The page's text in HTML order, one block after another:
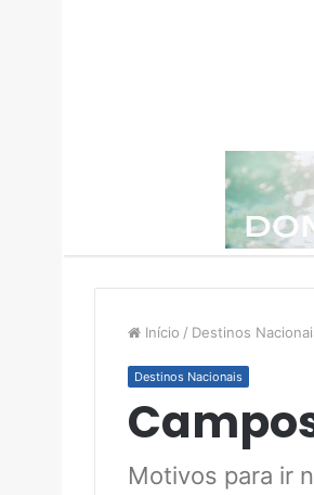
Início / Destinos
Destinos Nacionais
Motivos para ir